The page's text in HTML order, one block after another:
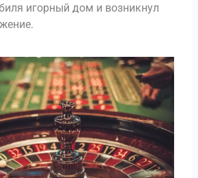
игорный дом и возникнул